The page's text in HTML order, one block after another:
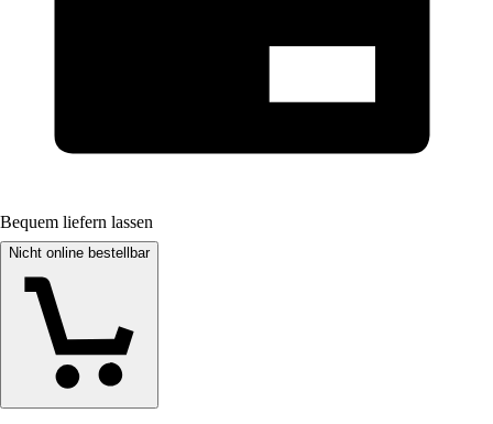
Bequem liefern lassen
Nicht online bestellbar